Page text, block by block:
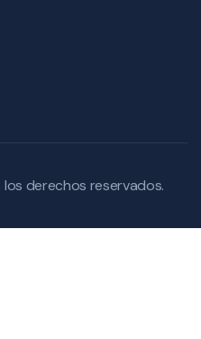
derechos reservados.